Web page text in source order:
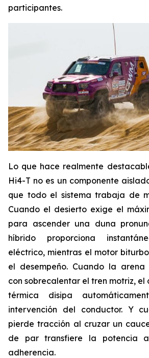
participantes.
Lo que hace realmente
Hi4-T no es un componente
que todo el sistema trabaja de
Cuando el desierto exige el
para ascender una duna
híbrido proporciona
eléctrico, mientras el motor
el desempeño. Cuando la
con sobrecalentar el tren motriz, el
térmica disipa
intervención del conductor. Y
pierde tracción al cruzar un
de par transfiere la potencia
adherencia.